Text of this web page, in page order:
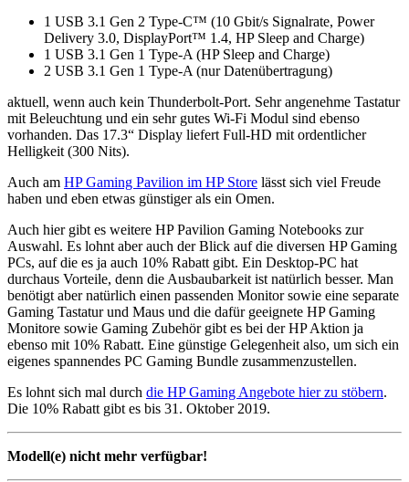
1 USB 3.1 Gen 2 Type-C™ (10 Gbit/s Signalrate, Power
Delivery 3.0, DisplayPort™ 1.4, HP Sleep and Charge)
1 USB 3.1 Gen 1 Type-A (HP Sleep and Charge)
2 USB 3.1 Gen 1 Type-A (nur Datenübertragung)
aktuell, wenn auch kein Thunderbolt-Port. Sehr angenehme Tastatur
mit Beleuchtung und ein sehr gutes Wi-Fi Modul sind ebenso
vorhanden. Das 17.3“ Display liefert Full-HD mit ordentlicher
Helligkeit (300 Nits).
Auch am HP Gaming Pavilion im HP Store lässt sich viel Freude
haben und eben etwas günstiger als ein Omen.
Auch hier gibt es weitere HP Pavilion Gaming Notebooks zur
Auswahl. Es lohnt aber auch der Blick auf die diversen HP Gaming
PCs, auf die es ja auch 10% Rabatt gibt. Ein Desktop-PC hat
durchaus Vorteile, denn die Ausbaubarkeit ist natürlich besser. Man
benötigt aber natürlich einen passenden Monitor sowie eine separate
Gaming Tastatur und Maus und die dafür geeignete HP Gaming
Monitore sowie Gaming Zubehör gibt es bei der HP Aktion ja
ebenso mit 10% Rabatt. Eine günstige Gelegenheit also, um sich ein
eigenes spannendes PC Gaming Bundle zusammenzustellen.
Es lohnt sich mal durch die HP Gaming Angebote hier zu stöbern.
Die 10% Rabatt gibt es bis 31. Oktober 2019.
Modell(e) nicht mehr verfügbar!